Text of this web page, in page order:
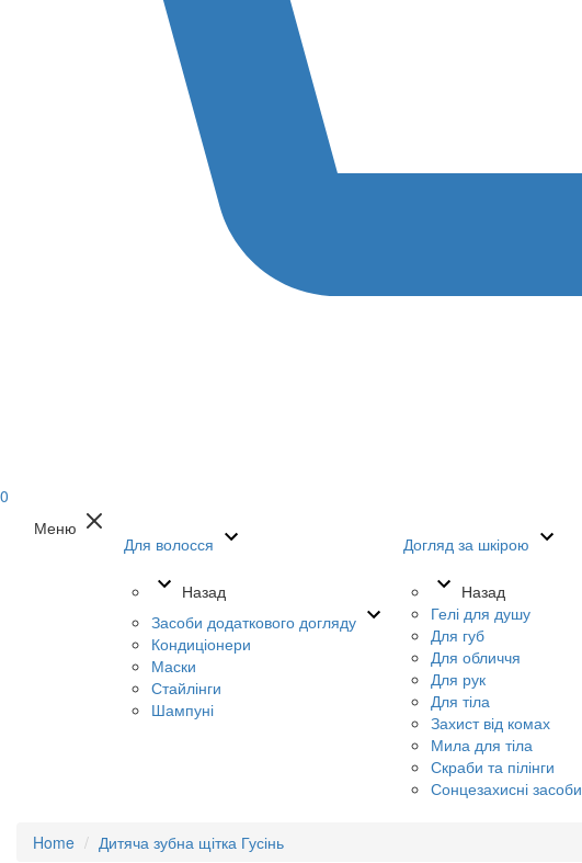
0
Меню
Для волосся
Назад
Засоби додаткового догляду
Кондиціонери
Маски
Стайлінги
Шампуні
Догляд за шкірою
Назад
Гелі для душу
Для губ
Для обличчя
Для рук
Для тіла
Захист від комах
Мила для тіла
Скраби та пілінги
Сонцезахисні засоби
Home Дитяча зубна щітка Гусінь